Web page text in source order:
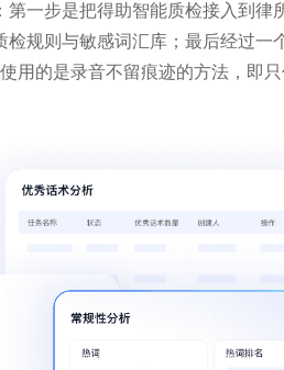
：第一步是把得助智能质检接入到
检规则与敏感词汇库；最后经过
用的是录音不留痕迹的方法，即